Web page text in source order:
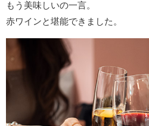
もう美味しいの一言。
赤ワインと堪能できました。